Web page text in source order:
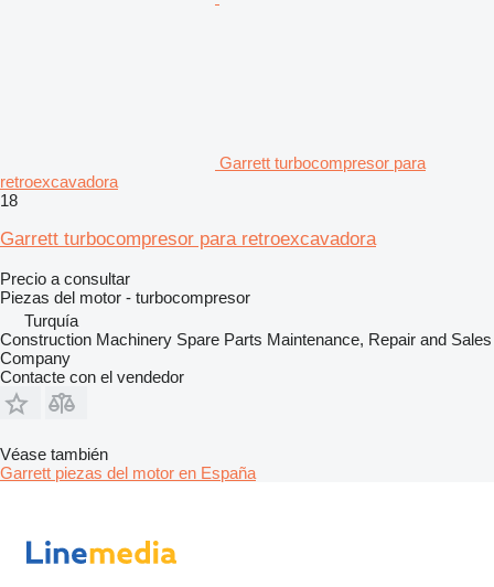
Garrett turbocompresor para
retroexcavadora
18
Garrett turbocompresor para retroexcavadora
Precio a consultar
Piezas del motor - turbocompresor
Turquía
Construction Machinery Spare Parts Maintenance, Repair and Sales
Company
Contacte con el vendedor
Véase también
Garrett piezas del motor en España